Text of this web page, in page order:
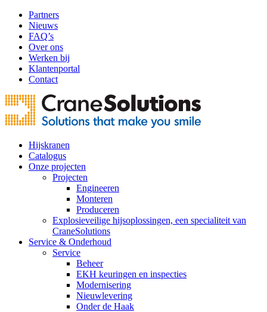
Partners
Nieuws
FAQ’s
Over ons
Werken bij
Klantenportal
Contact
Hijskranen
Catalogus
Onze projecten
Projecten
Engineeren
Monteren
Produceren
Explosieveilige hijsoplossingen, een specialiteit van
CraneSolutions
Service & Onderhoud
Service
Beheer
EKH keuringen en inspecties
Modernisering
Nieuwlevering
Onder de Haak